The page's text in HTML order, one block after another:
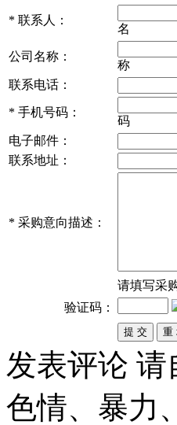
* 联系人：
名
公司名称：
称
联系电话：
* 手机号码：
码
电子邮件：
联系地址：
* 采购意向描述：
请填写采
验证码：
发表评论 请
色情、暴力